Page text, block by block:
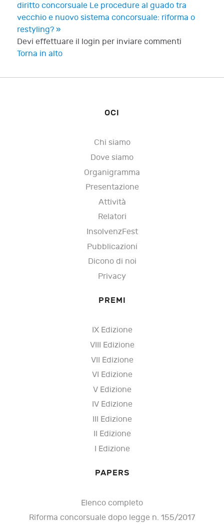
diritto concorsuale Le procedure al guado tra
vecchio e nuovo sistema concorsuale: riforma o
restyling? »
Devi effettuare il login per inviare commenti
Torna in alto
OCI
Chi siamo
Dove siamo
Organigramma
Presentazione
Attività
Relatori
InsolvenzFest
Pubblicazioni
Dicono di noi
Privacy
PREMI
IX Edizione
VIII Edizione
VII Edizione
VI Edizione
V Edizione
IV Edizione
III Edizione
II Edizione
I Edizione
PAPERS
Elenco completo
Riforma concorsuale dopo legge n. 155/2017